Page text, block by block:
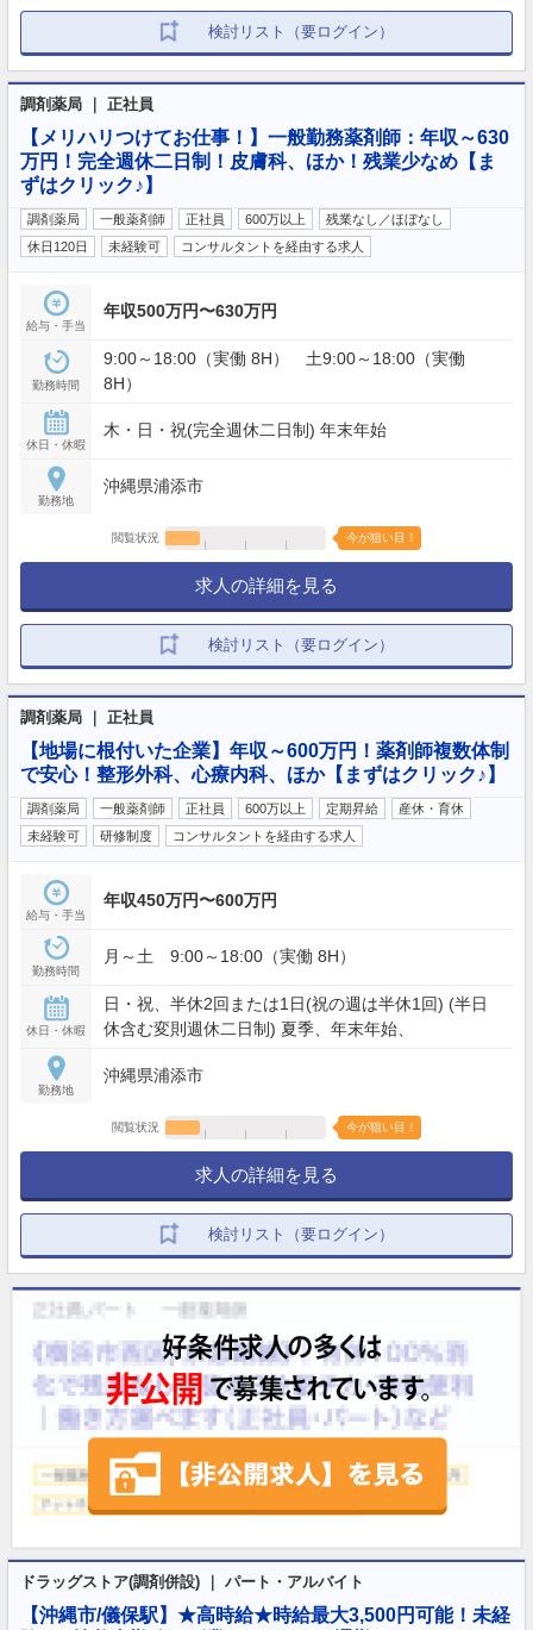
検討リスト（要ログイン）
調剤薬局 ｜ 正社員
【メリハリつけてお仕事！】一般勤務薬剤師：年収～630
万円！完全週休二日制！皮膚科、ほか！残業少なめ【ま
ずはクリック♪】
調剤薬局 一般薬剤師 正社員 600万以上
残業なし／ほぼなし
休日120日
未経験可 コンサルタントを経由する求人
給与・手当
年収500万円〜630万円
勤務時間
9:00～18:00（実働 8H） 土9:00～18:00（実働
8H）
休日・休暇
木・日・祝(完全週休二日制) 年末年始
勤務地
沖縄県浦添市
閲覧状況 今が狙い目！
求人の詳細を見る
検討リスト（要ログイン）
調剤薬局 ｜ 正社員
【地場に根付いた企業】年収～600万円！薬剤師複数体制
で安心！整形外科、心療内科、ほか【まずはクリック♪】
調剤薬局 一般薬剤師 正社員 600万以上 定期昇給
産休・育休
未経験可
研修制度 コンサルタントを経由する求人
給与・手当
年収450万円〜600万円
勤務時間
月～土 9:00～18:00（実働 8H）
休日・休暇
日・祝、半休2回または1日(祝の週は半休1回) (半日
休含む変則週休二日制) 夏季、年末年始、
勤務地
沖縄県浦添市
閲覧状況 今が狙い目！
求人の詳細を見る
検討リスト（要ログイン）
ドラッグストア(調剤併設) ｜ パート・アルバイト
【沖縄市/儀保駅】★高時給★時給最大3,500円可能！未経